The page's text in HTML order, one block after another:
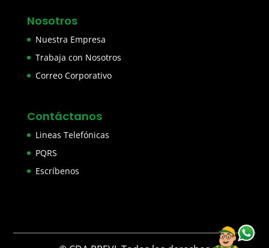
Nosotros
Nuestra Empresa
Trabaja con Nosotros
Correo Corporativo
Contáctanos
Lineas Telefónicas
PQRS
Escríbenos